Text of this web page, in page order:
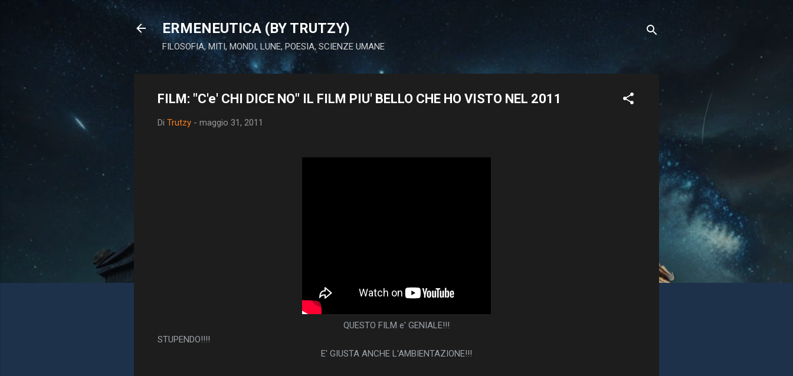
ERMENEUTICA (BY TRUTZY)
FILOSOFIA, MITI, MONDI, LUNE, POESIA, SCIENZE UMANE
FILM: "C'e' CHI DICE NO" IL FILM PIU' BELLO CHE HO VISTO NEL 2011
Di Trutzy - maggio 31, 2011
QUESTO FILM e' GENIALE!!!
STUPENDO!!!!
E' GIUSTA ANCHE L'AMBIENTAZIONE!!!